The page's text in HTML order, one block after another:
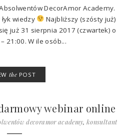
DecorAmor Academy.
wiedzy
Najbliższy (szósty już)
już 31 sierpnia 2017 (czwartek) o
21:00. W ile osób...
the POST
webinar online
DecorAmor Academy
decoramor academy,konsultant
/ event manager